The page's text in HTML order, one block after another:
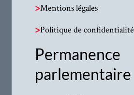
>Mentions légales
>Politique de confidentialité
Permanence
parlementaire